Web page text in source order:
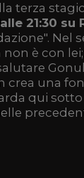
terza
21:30 su
Nel
è con
una
qui